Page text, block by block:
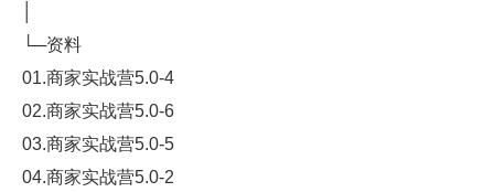
└─资料
01.商家实战营5.0-4
02.商家实战营5.0-6
03.商家实战营5.0-5
04.商家实战营5.0-2